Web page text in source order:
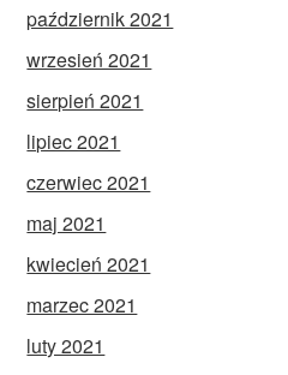
październik 2021
wrzesień 2021
sierpień 2021
lipiec 2021
czerwiec 2021
maj 2021
kwiecień 2021
marzec 2021
luty 2021